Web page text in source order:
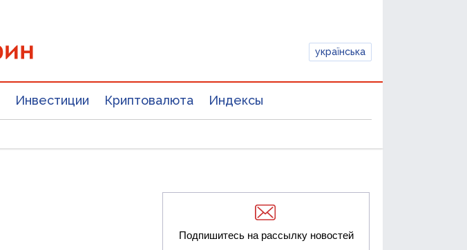
українська
Инвестиции Криптовалюта Индексы
Подпишитесь на рассылку новостей